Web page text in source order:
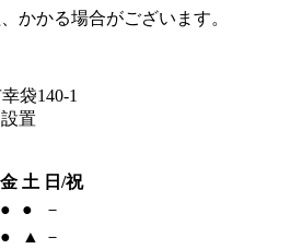
かかる場合がございます。
袋140-1
置
金 土 日/祝
● ●
－
● ▲ －